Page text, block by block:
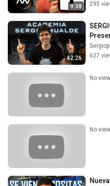
9:38
295
42:26
627
No
No